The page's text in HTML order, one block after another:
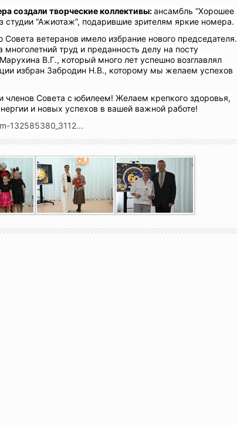
создали творческие коллективы:ансамбль “Хорошее
студии “Ажиотаж”, подарившие зрителям яркие номера.
ветеранов имело избрание нового председателя.
труд и преданность делу на посту
В.Г., который много лет успешно возглавлял
избран Забродин Н.В., которому мы желаем успехов
членов Совета с юбилеем! Желаем крепкого здоровья,
и новых успехов в вашей важной работе!
132585380_3112...